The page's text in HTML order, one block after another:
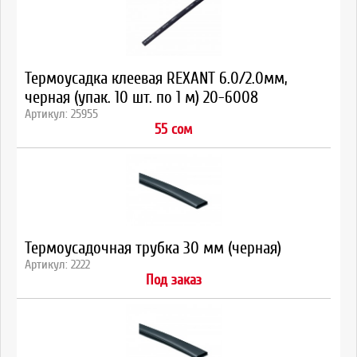
Термоусадка клеевая REXANT 6.0/2.0мм,
черная (упак. 10 шт. по 1 м) 20-6008
Артикул: 25955
55 сом
Термоусадочная трубка 30 мм (черная)
Артикул: 2222
Под заказ